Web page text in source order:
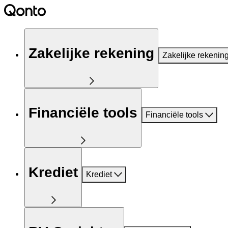
Zakelijke rekening Zakelijke
Financiële tools Financiële tools
Krediet Krediet